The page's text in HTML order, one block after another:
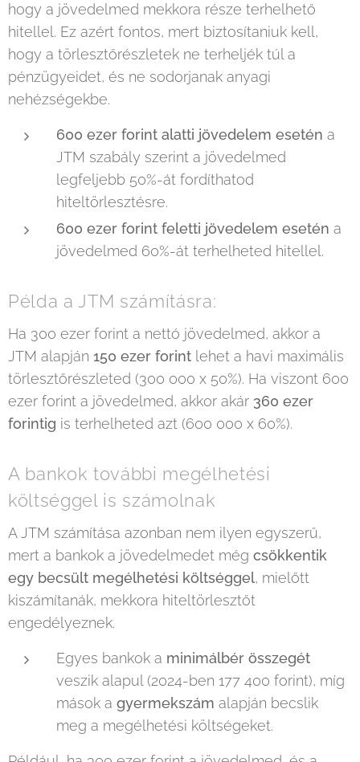
hogy a jövedelmed mekkora része terhelhető
hitellel. Ez azért fontos, mert biztosítaniuk kell,
hogy a törlesztőrészletek ne terheljék túl a
pénzügyeidet, és ne sodorjanak anyagi
nehézségekbe.
600 ezer forint alatti jövedelem esetén a
JTM szabály szerint a jövedelmed
legfeljebb 50%-át fordíthatod
hiteltörlesztésre.
600 ezer forint feletti jövedelem esetén a
jövedelmed 60%-át terhelheted hitellel.
Példa a JTM számításra:
Ha 300 ezer forint a nettó jövedelmed, akkor a
JTM alapján 150 ezer forint lehet a havi maximális
törlesztőrészleted (300 000 x 50%). Ha viszont 600
ezer forint a jövedelmed, akkor akár 360 ezer
forintig is terhelheted azt (600 000 x 60%).
A bankok további megélhetési
költséggel is számolnak
A JTM számítása azonban nem ilyen egyszerű,
mert a bankok a jövedelmedet még csökkentik
egy becsült megélhetési költséggel, mielőtt
kiszámítanák, mekkora hiteltörlesztőt
engedélyeznek.
Egyes bankok a minimálbér összegét
veszik alapul (2024-ben 177 400 forint), míg
mások a gyermekszám alapján becslik
meg a megélhetési költségeket.